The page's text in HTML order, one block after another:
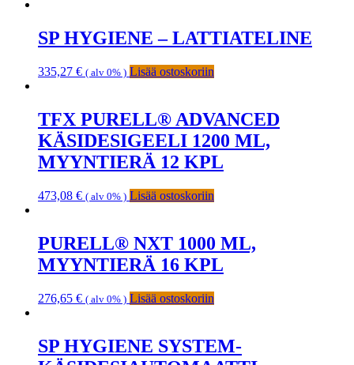
SP HYGIENE – LATTIATELINE
335,27 € ( alv 0% ) Lisää ostoskoriin
TFX PURELL® ADVANCED
KÄSIDESIGEELI 1200 ML,
MYYNTIERÄ 12 KPL
473,08 € ( alv 0% ) Lisää ostoskoriin
PURELL® NXT 1000 ML,
MYYNTIERÄ 16 KPL
276,65 € ( alv 0% ) Lisää ostoskoriin
SP HYGIENE SYSTEM-